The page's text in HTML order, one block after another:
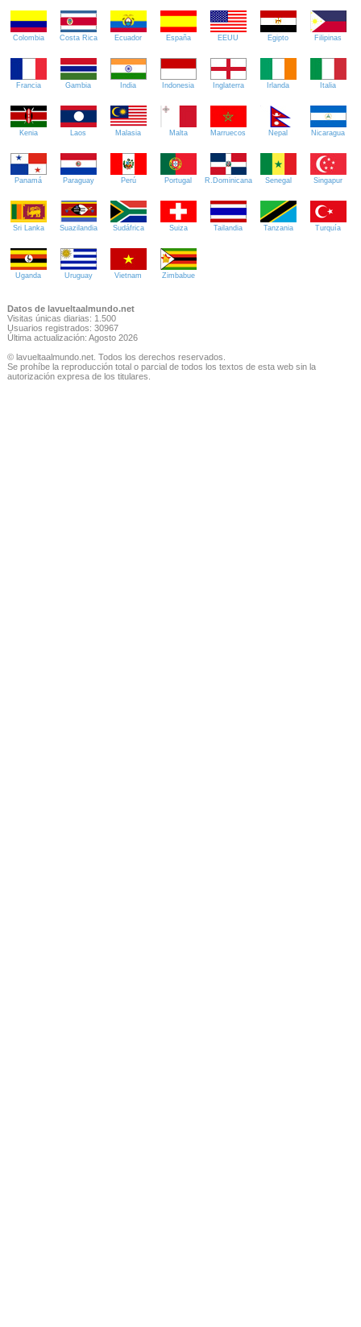
Colombia Costa Rica Ecuador España EEUU Egipto Filipinas
Francia Gambia India Indonesia Inglaterra Irlanda Italia
Kenia Laos Malasia Malta Marruecos Nepal Nicaragua
Panamá Paraguay Perú Portugal R.Dominicana Senegal Singapur
Sri Lanka Suazilandia Sudáfrica Suiza Tailandia Tanzania Turquía
Uganda Uruguay Vietnam Zimbabue
Datos de lavueltaalmundo.net
Visitas únicas diarias: 1.500
Usuarios registrados: 30967
Última actualización: Agosto 2026
© lavueltaalmundo.net. Todos los derechos reservados.
Se prohíbe la reproducción total o parcial de todos los textos de esta web sin la
autorización expresa de los titulares.